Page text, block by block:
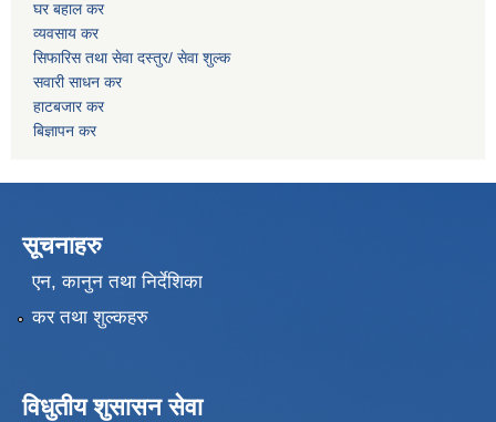
घर बहाल कर
व्यवसाय कर
सिफारिस तथा सेवा दस्तुर/ सेवा शुल्क
सवारी साधन कर
हाटबजार कर
बिज्ञापन कर
सूचनाहरु
एन, कानुन तथा निर्देशिका
कर तथा शुल्कहरु
विधुतीय शुसासन सेवा